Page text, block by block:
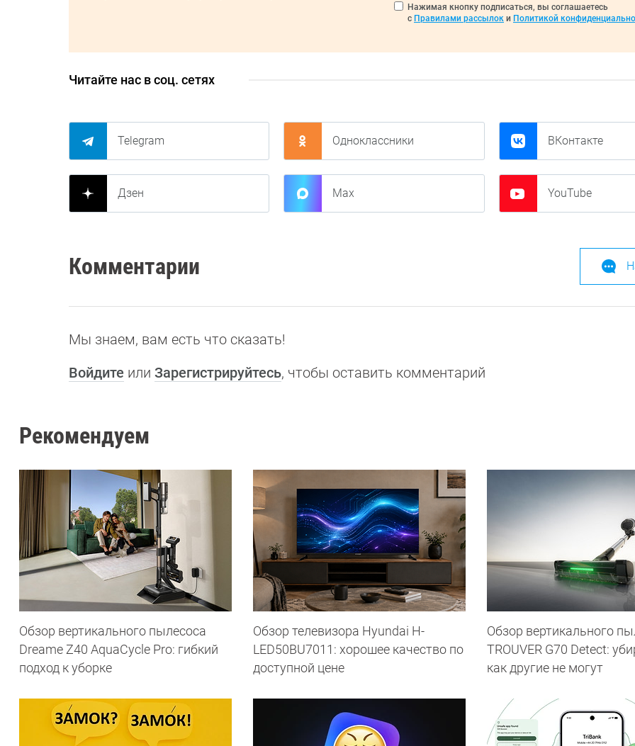
Нажимая кнопку подписаться, вы соглашаетесь
с Правилами рассылок и Политикой
Читайте нас в соц. сетях
Telegram Одноклассники ВКонтакте
Дзен Max YouTube
Комментарии
Мы знаем, вам есть что сказать!
Войдите или Зарегистрируйтесь, чтобы оставить комментарий
Рекомендуем
Обзор вертикального пылесоса
Dreame Z40 AquaCycle Pro: гибкий
подход к уборке
Обзор телевизора Hyundai H-
LED50BU7011: хорошее качество по
доступной цене
Обзор вертикального
TROUVER G70 Detect:
как другие не могут